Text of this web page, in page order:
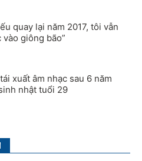
quay lại năm 2017, tôi vẫn
giông bão”
xuất âm nhạc sau 6 năm
nhật tuổi 29